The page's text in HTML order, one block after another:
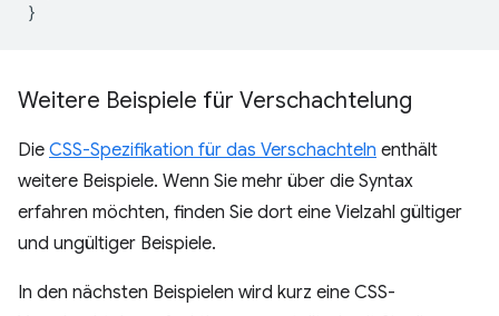
}
Weitere Beispiele für Verschachtelung
Die CSS-Spezifikation für das Verschachteln enthält
weitere Beispiele. Wenn Sie mehr über die Syntax
erfahren möchten, finden Sie dort eine Vielzahl gültiger
und ungültiger Beispiele.
In den nächsten Beispielen wird kurz eine CSS-